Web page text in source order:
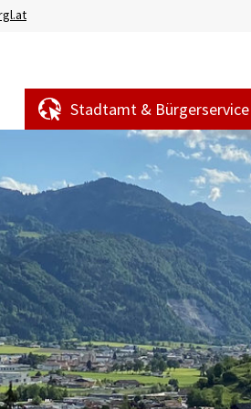
Stadtamt & Bürgerservice
Amtstafel
Veranstaltungen
Bürgermeldungen